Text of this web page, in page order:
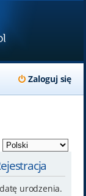
Zaloguj się
urodzenia.